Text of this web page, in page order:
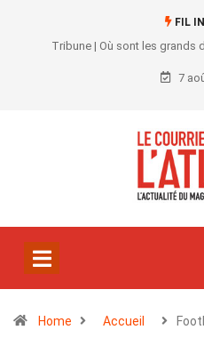
FIL
Tribune | Où sont les grands
7
Home Accueil